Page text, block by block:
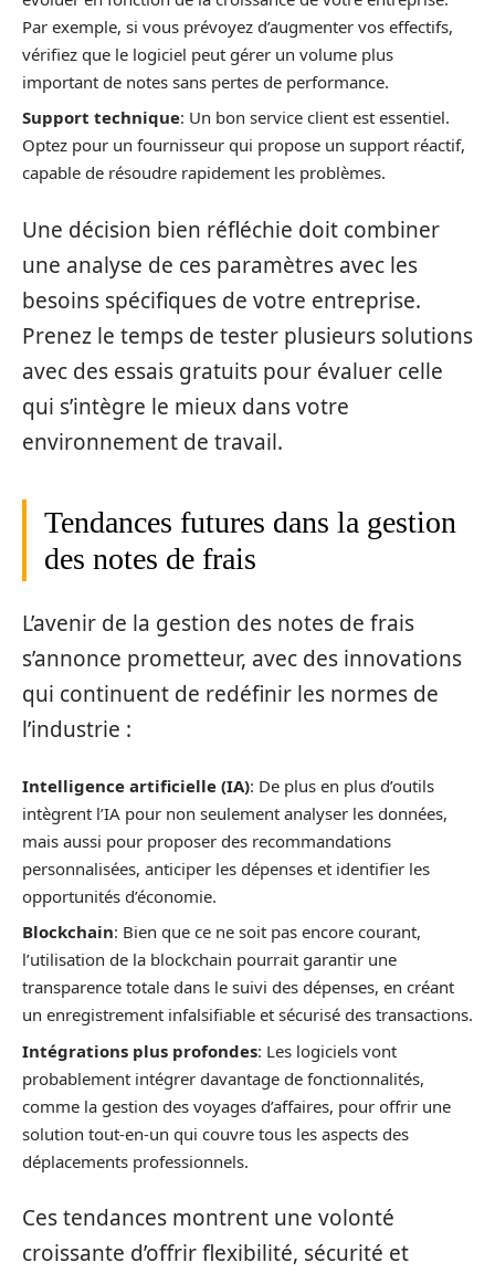
Par exemple, si vous prévoyez d’augmenter vos effectifs,
vérifiez que le logiciel peut gérer un volume plus
important de notes sans pertes de performance.
Support technique: Un bon service client est essentiel.
Optez pour un fournisseur qui propose un support réactif,
capable de résoudre rapidement les problèmes.
Une décision bien réfléchie doit combiner
une analyse de ces paramètres avec les
besoins spécifiques de votre entreprise.
Prenez le temps de tester plusieurs solutions
avec des essais gratuits pour évaluer celle
qui s’intègre le mieux dans votre
environnement de travail.
Tendances futures dans la gestion
des notes de frais
L’avenir de la gestion des notes de frais
s’annonce prometteur, avec des innovations
qui continuent de redéfinir les normes de
l’industrie :
Intelligence artificielle (IA): De plus en plus d’outils
intègrent l’IA pour non seulement analyser les données,
mais aussi pour proposer des recommandations
personnalisées, anticiper les dépenses et identifier les
opportunités d’économie.
Blockchain: Bien que ce ne soit pas encore courant,
l’utilisation de la blockchain pourrait garantir une
transparence totale dans le suivi des dépenses, en créant
un enregistrement infalsifiable et sécurisé des transactions.
Intégrations plus profondes: Les logiciels vont
probablement intégrer davantage de fonctionnalités,
comme la gestion des voyages d’affaires, pour offrir une
solution tout-en-un qui couvre tous les aspects des
déplacements professionnels.
Ces tendances montrent une volonté
croissante d’offrir flexibilité, sécurité et